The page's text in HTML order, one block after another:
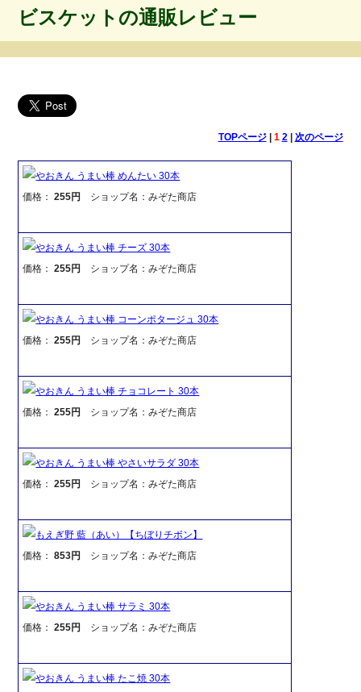
ビスケットの通販レビュー
TOPページ| 1 2| 次のページ
やおきん うまい棒 めんたい 30本
価格：255円 ショップ名：みぞた商店
やおきん うまい棒 チーズ 30本
価格：255円 ショップ名：みぞた商店
やおきん うまい棒 コーンポタージュ 30本
価格：255円 ショップ名：みぞた商店
やおきん うまい棒 チョコレート 30本
価格：255円 ショップ名：みぞた商店
やおきん うまい棒 やさいサラダ 30本
価格：255円 ショップ名：みぞた商店
もえぎ野 藍（あい）【ちぼりチボン】
価格：853円 ショップ名：みぞた商店
やおきん うまい棒 サラミ 30本
価格：255円 ショップ名：みぞた商店
やおきん うまい棒 たこ焼 30本